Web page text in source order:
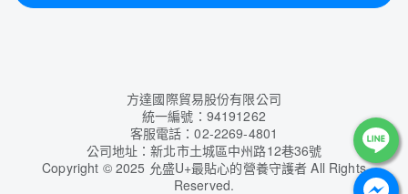
方達國際貿易股份有限公司
統一編號：94191262
客服電話：02-2269-4801
公司地址：新北市土城區中州路12巷36號
Copyright ©2025 允盛U+最貼心的營養守護者 All Rights
Reserved.